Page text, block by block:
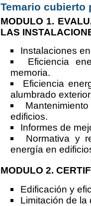
Temario cubierto
MODULO 1.
LAS
Instalaciones
Eficiencia
memoria.
Eficiencia
alumbrado
edificios.
Informes de
Normativa y
energía en
MODULO 2.
Edificación y
Limitación de la